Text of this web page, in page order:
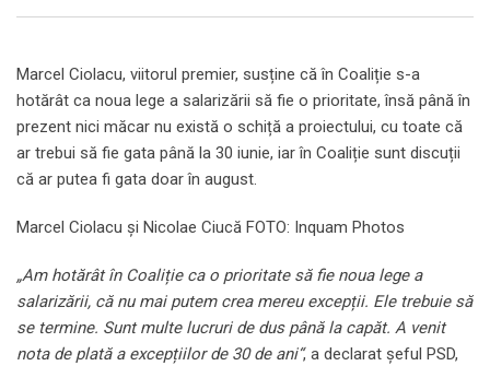
Marcel Ciolacu, viitorul premier, susține că în Coaliție s-a
hotărât ca noua lege a salarizării să fie o prioritate, însă până în
prezent nici măcar nu există o schiță a proiectului, cu toate că
ar trebui să fie gata până la 30 iunie, iar în Coaliție sunt discuții
că ar putea fi gata doar în august.
Marcel Ciolacu și Nicolae Ciucă FOTO: Inquam Photos
„Am hotărât în Coaliție ca o prioritate să fie noua lege a
salarizării, că nu mai putem crea mereu excepții. Ele trebuie să
se termine. Sunt multe lucruri de dus până la capăt. A venit
nota de plată a excepțiilor de 30 de ani“, a declarat șeful PSD,